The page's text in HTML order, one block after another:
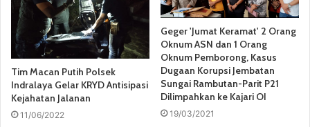
Tim Macan Putih Polsek
Indralaya Gelar KRYD Antisipasi
Kejahatan Jalanan
11/06/2022
Geger 'Jumat Keramat' 2 Orang
Oknum ASN dan 1 Orang
Oknum Pemborong, Kasus
Dugaan Korupsi Jembatan
Sungai Rambutan-Parit P21
Dilimpahkan ke Kajari OI
19/03/2021